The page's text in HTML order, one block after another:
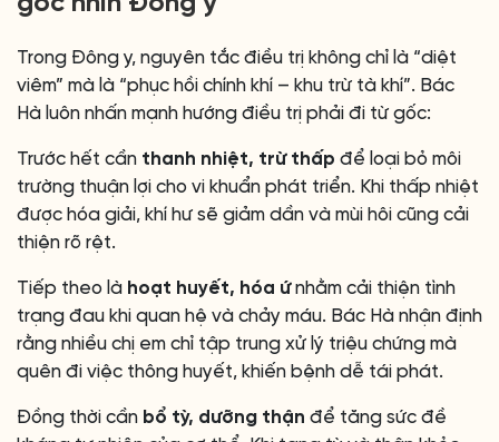
Trong Đông y, nguyên tắc điều trị không chỉ là “diệt
viêm” mà là “phục hồi chính khí – khu trừ tà khí”. Bác
Hà luôn nhấn mạnh hướng điều trị phải đi từ gốc:
Trước hết cần thanh nhiệt, trừ thấp để loại bỏ môi
trường thuận lợi cho vi khuẩn phát triển. Khi thấp nhiệt
được hóa giải, khí hư sẽ giảm dần và mùi hôi cũng cải
thiện rõ rệt.
Tiếp theo là hoạt huyết, hóa ứnhằm cải thiện tình
trạng đau khi quan hệ và chảy máu. Bác Hà nhận định
rằng nhiều chị em chỉ tập trung xử lý triệu chứng mà
quên đi việc thông huyết, khiến bệnh dễ tái phát.
Đồng thời cần bổ tỳ, dưỡng thận để tăng sức đề